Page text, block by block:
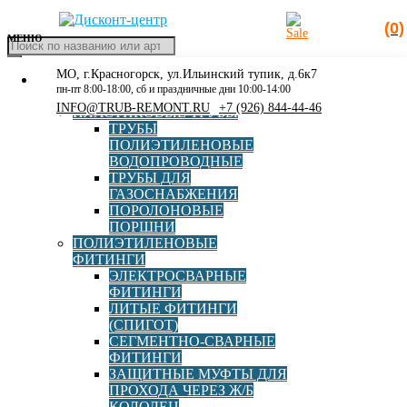
(0)
Поиск
товаров
МЕНЮ
КАТАЛОГ
РАСПРОДАЖА
ПЛАСТИКОВЫЕ ТРУБЫ
ТРУБЫ
ПОЛИЭТИЛЕНОВЫЕ
ВОДОПРОВОДНЫЕ
ТРУБЫ ДЛЯ
ГАЗОСНАБЖЕНИЯ
ПОРОЛОНОВЫЕ
ПОРШНИ
ПОЛИЭТИЛЕНОВЫЕ
ФИТИНГИ
ЭЛЕКТРОСВАРНЫЕ
ФИТИНГИ
ЛИТЫЕ ФИТИНГИ
(СПИГОТ)
СЕГМЕНТНО-СВАРНЫЕ
ФИТИНГИ
ЗАЩИТНЫЕ МУФТЫ ДЛЯ
ПРОХОДА ЧЕРЕЗ Ж/Б
МО, г.Красногорск, ул.Ильинский тупик, д.6к7
пн-пт 8:00-18:00, сб и праздничные дни 10:00-14:00
INFO@TRUB-REMONT.RU +7 (926) 844-44-46
Главная »М5
Наконечники сварочные универсальные NEW d 4.0/4.7
резьба (наружная) М5
руб В корзину